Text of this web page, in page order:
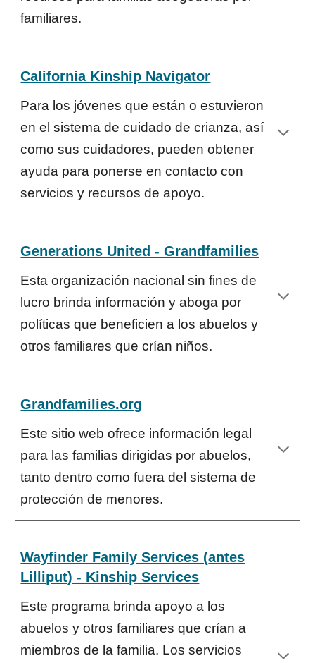
familiares.
California Kinship Navigator
Para los jóvenes que están o estuvieron
en el sistema de cuidado de crianza, así
como sus cuidadores, pueden obtener
ayuda para ponerse en contacto con
servicios y recursos de apoyo.
Generations United - Grandfamilies
Esta organización nacional sin fines de
lucro brinda información y aboga por
políticas que beneficien a los abuelos y
otros familiares que crían niños.
Grandfamilies.org
Este sitio web ofrece información legal
para las familias dirigidas por abuelos,
tanto dentro como fuera del sistema de
protección de menores.
Wayfinder Family Services (antes
Lilliput) - Kinship Services
Este programa brinda apoyo a los
abuelos y otros familiares que crían a
miembros de la familia. Los servicios